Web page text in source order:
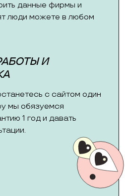
данные фирмы и
люди можете в любом
И
с сайтом один
мы обязуемся
1 год и давать